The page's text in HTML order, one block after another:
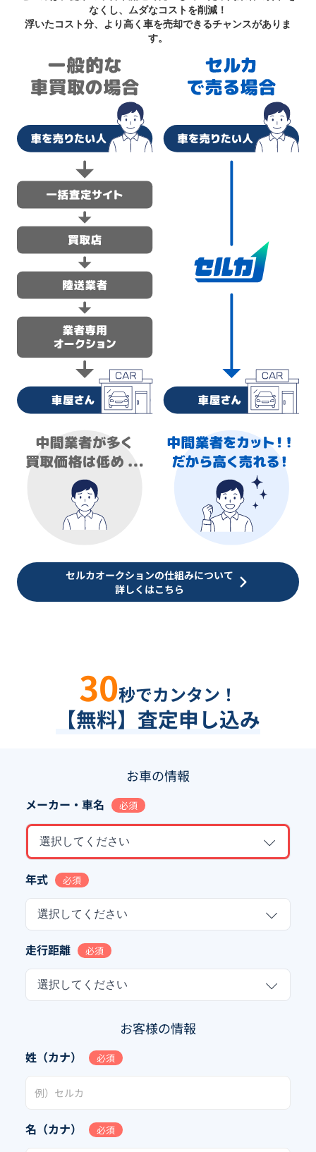
なくし、ムダなコストを削減！
浮いたコスト分、より高く車を売却できるチャンスがありま
す。
セルカオークションの仕組みについて
詳しくはこちら
30秒でカンタン！
【無料】査定申し込み
お車の情報
メーカー・車名 必須
選択してください
年式 必須
選択してください
走行距離 必須
選択してください
お客様の情報
姓（カナ） 必須
名（カナ） 必須